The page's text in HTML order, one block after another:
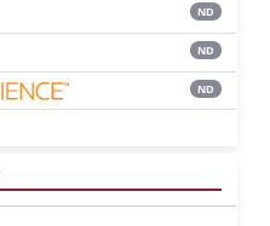
ND
ND
ND